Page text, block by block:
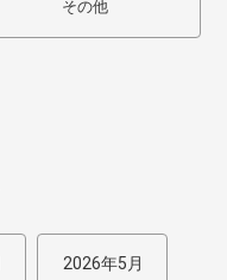
その他
2026年5月